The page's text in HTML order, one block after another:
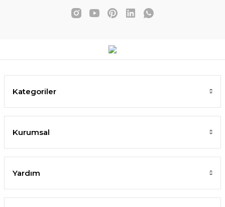
3.526,00 TL
Kategoriler
Kurumsal
Yardım